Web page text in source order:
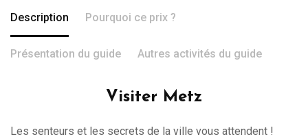
Description Pourquoi ce prix ?
Présentation du guide Autres activités du guide
Visiter Metz
Les senteurs et les secrets de la ville vous attendent !